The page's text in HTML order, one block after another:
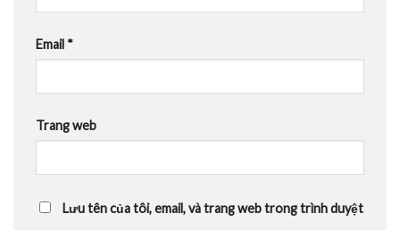
Email *
Trang web
Lưu tên của tôi, email, và trang web trong trình duyệt